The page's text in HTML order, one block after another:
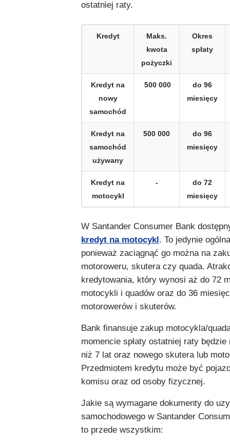
ostatniej raty.
Kredyt
Maks.
kwota
pożyczki
Okres
spłaty
Kredyt na
nowy
samochód
500 000
do 96
miesięcy
Kredyt na
samochód
używany
500 000
do 96
miesięcy
Kredyt na
motocykl
-
do 72
miesięcy
W Santander Consumer Bank
kredyt na motocykl. To jedynie
ponieważ zaciągnąć go można na
motoroweru, skutera czy quada.
kredytowania, który wynosi aż do 72
motocykli i quadów oraz do 36
motorowerów i skuterów.
Bank finansuje zakup motocykla/
momencie spłaty ostatniej raty będzie
niż 7 lat oraz nowego skutera lub
Przedmiotem kredytu może być
komisu oraz od osoby fizycznej.
Jakie są wymagane dokumenty do
samochodowego w Santander
to przede wszystkim: